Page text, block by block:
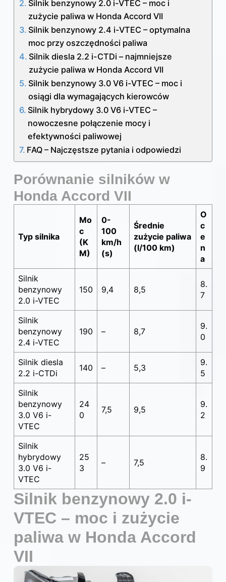
Silnik benzynowy 2.0 i-VTEC – moc i
zużycie paliwa w Honda Accord VII
Silnik benzynowy 2.4 i-VTEC – optymalna
moc przy oszczędności paliwa
Silnik diesla 2.2 i-CTDi – najmniejsze
zużycie paliwa w Honda Accord VII
Silnik benzynowy 3.0 V6 i-VTEC – moc i
osiągi dla wymagających kierowców
Silnik hybrydowy 3.0 V6 i-VTEC –
nowoczesne połączenie mocy i
efektywności paliwowej
FAQ – Najczęstsze pytania i odpowiedzi
Porównanie silników w
Honda Accord VII
Typ silnika
Mo
c
(K
M)
0-
100
km/h
(s)
Średnie
zużycie paliwa
(l/100 km)
O
c
e
n
a
Silnik
benzynowy
2.0 i-VTEC
150 9,4 8,5
8.
7
Silnik
benzynowy
2.4 i-VTEC
190 – 8,7
9.
0
Silnik diesla
2.2 i-CTDi
140 – 5,3
9.
5
Silnik
benzynowy
3.0 V6 i-
VTEC
24
0
7,5 9,5
9.
2
Silnik
hybrydowy
3.0 V6 i-
VTEC
25
3
– 7,5
8.
9
Silnik benzynowy 2.0 i-
VTEC – moc i zużycie
paliwa w Honda Accord
VII